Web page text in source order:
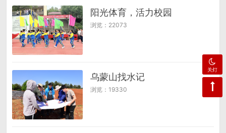
阳光体育，活力校园
浏览：22073
乌蒙山找水记
浏览：19330
关灯